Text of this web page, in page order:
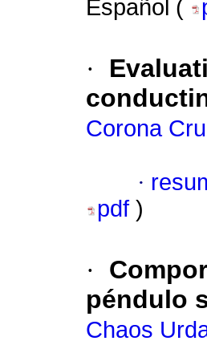
Español (
·
Corona
·
pdf )
·
péndulo
Chaos